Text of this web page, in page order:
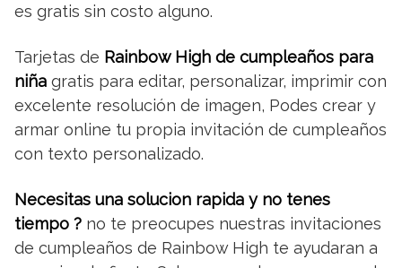
es gratis sin costo alguno.
Tarjetas de Rainbow High de cumpleaños para
niña gratis para editar, personalizar, imprimir con
excelente resolución de imagen, Podes crear y
armar online tu propia invitación de cumpleaños
con texto personalizado.
Necesitas una solucion rapida y no tenes
tiempo ? no te preocupes nuestras invitaciones
de cumpleaños de Rainbow High te ayudaran a